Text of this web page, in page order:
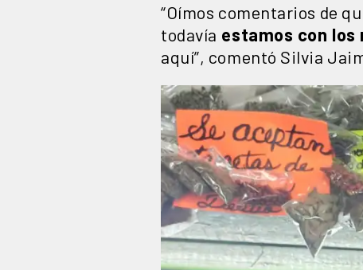
“Oímos comentarios de
todavía estamos con los
aquí”, comentó Silvia